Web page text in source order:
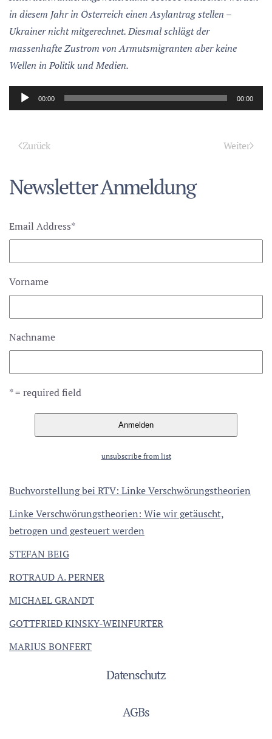
in diesem Jahr in Österreich einen Asylantrag stellen –
Ukrainer nicht mitgerechnet. Diesmal schlägt der
massenhafte Zustrom von Armutsmigranten aber keine
Wellen in Politik und Medien.
Audio-
Player
00:00 00:00
Zurück Weiter
Newsletter Anmeldung
Email Address*
Vorname
Nachname
* = required field
unsubscribe from list
Buchvorstellung bei RTV: Linke Verschwörungstheorien
Linke Verschwörungstheorien: Wie wir getäuscht,
betrogen und gesteuert werden
STEFAN BEIG
ROTRAUD A. PERNER
MICHAEL GRANDT
GOTTFRIED KINSKY-WEINFURTER
MARIUS BONFERT
Datenschutz
AGBs